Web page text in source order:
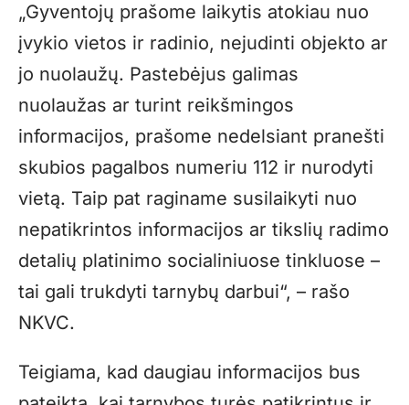
„Gyventojų prašome laikytis atokiau nuo
įvykio vietos ir radinio, nejudinti objekto ar
jo nuolaužų. Pastebėjus galimas
nuolaužas ar turint reikšmingos
informacijos, prašome nedelsiant pranešti
skubios pagalbos numeriu 112 ir nurodyti
vietą. Taip pat raginame susilaikyti nuo
nepatikrintos informacijos ar tikslių radimo
detalių platinimo socialiniuose tinkluose –
tai gali trukdyti tarnybų darbui“, – rašo
NKVC.
Teigiama, kad daugiau informacijos bus